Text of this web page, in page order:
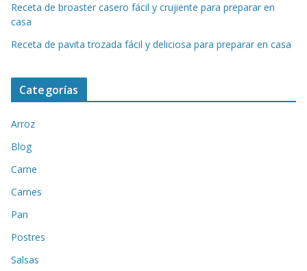
Receta de broaster casero fácil y crujiente para preparar en
casa
Receta de pavita trozada fácil y deliciosa para preparar en casa
Categorías
Arroz
Blog
Carne
Carnes
Pan
Postres
Salsas